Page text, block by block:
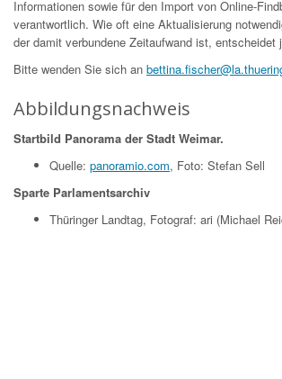
Informationen sowie für den Import von Online-
verantwortlich. Wie oft eine Aktualisierung
der damit verbundene Zeitaufwand ist,
Bitte wenden Sie sich an
Abbildungsnachweis
Startbild Panorama der Stadt Weimar.
Quelle: panoramio.com, Foto: Stefan Sell
Sparte Parlamentsarchiv
Thüringer Landtag, Fotograf: ari (Michael